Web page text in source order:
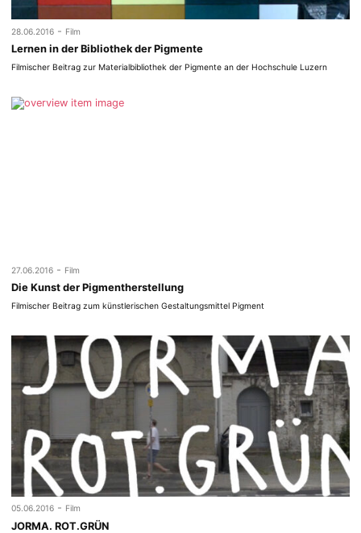
28.06.2016 - Film
Lernen in der Bibliothek der Pigmente
Filmischer Beitrag zur Materialbibliothek der Pigmente an der Hochschule Luzern
27.06.2016 - Film
Die Kunst der Pigmentherstellung
Filmischer Beitrag zum künstlerischen Gestaltungsmittel Pigment
05.06.2016 - Film
JORMA. ROT.GRÜN